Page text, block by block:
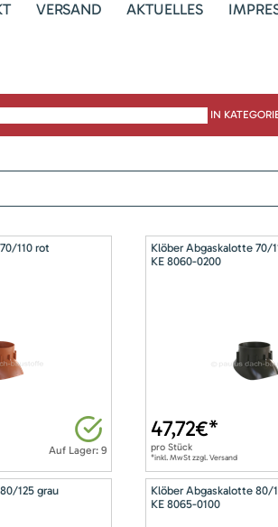
VERSAND AKTUELLES
IN
110 rot
Auf Lager: 9
Klöber Abgaskalotte 70/
KE 8060-0200
47,72€*
pro Stück
*inkl. MwSt zzgl. Versand
125 grau
Klöber Abgaskalotte 80/
KE 8065-0100